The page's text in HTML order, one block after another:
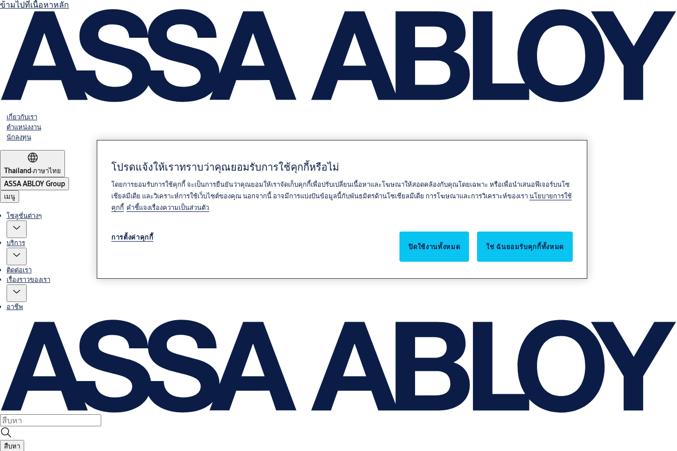
ข้ามไปที่เนื้อหาหลัก
เกี่ยวกับเรา
ตำแหน่งงาน
นักลงทุน
Thailand·ภาษาไทย
ASSA ABLOY Group
เมนู
โซลูชั่นต่างๆ
บริการ
ติดต่อเรา
เรื่องราวของเรา
อาชีพ
สืบหา
โปรดแจ้งให้เราทราบว่าคุณยอมรับการใช้คุกกี้หรือไม่
โดยการยอมรับการใช้คุกกี้ จะเป็นการยืนยันว่าคุณยอมให้เราจัดเก็บคุกกี้เพื่อปรับเปลี่ยนเนื้อหาและโฆษณาให้สอดคล้องกับคุณโดยเฉพาะ หรือเพื่อนำเสนอฟีเจอร์บนโซ
เชียลมีเดีย และวิเคราะห์การใช้เว็บไซต์ของคุณ นอกจากนี้ อาจมีการแบ่งปันข้อมูลนี้กับพันธมิตรด้านโซเชียลมีเดีย การโฆษณาและการวิเคราะห์ของเรา นโยบายการใช้
คุกกี้ คำชี้แจงเรื่องความเป็นส่วนตัว
ปิดใช้งานทั้งหมด ใช่ ฉันยอมรับคุกกี้ทั้งหมด
การตั้งค่าคุกกี้